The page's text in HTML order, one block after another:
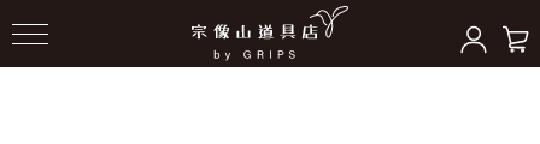
ハンモックツール